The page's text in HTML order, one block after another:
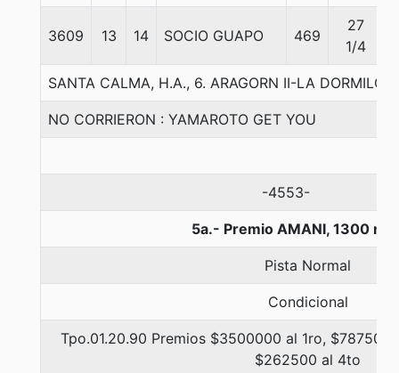
3609 13 14 SOCIO GUAPO 469
27
1/4
SANTA CALMA, H.A., 6. ARAGORN II-LA
NO CORRIERON : YAMAROTO GET YOU
-4553-
5a.- Premio AMANI, 1300
Pista Normal
Condicional
Tpo.01.20.90 Premios $3500000 al 1ro,
$262500 al 4to